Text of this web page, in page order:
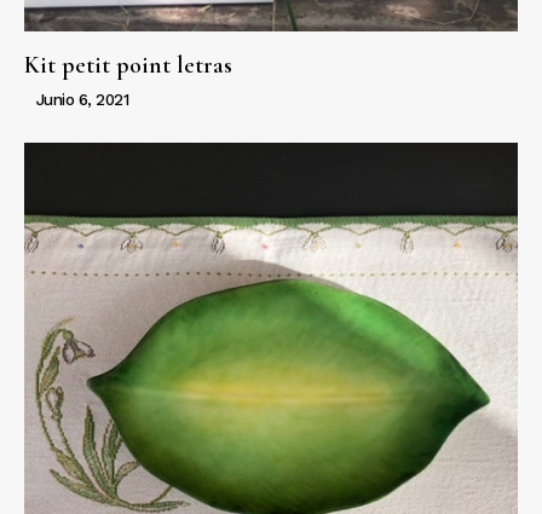
Kit petit point letras
Junio 6, 2021